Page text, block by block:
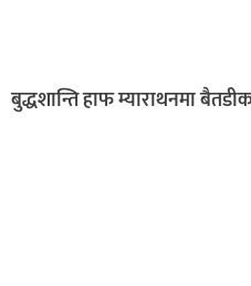
बुद्धशान्ति हाफ म्याराथनमा